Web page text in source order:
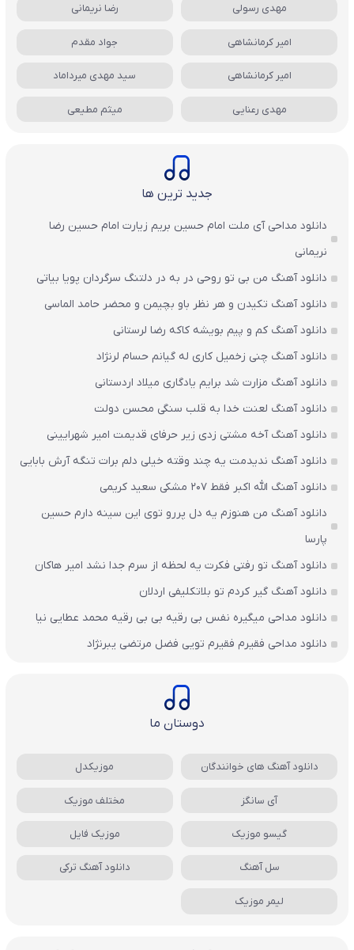
مهدی رسولی رضا نریمانی
امیر کرمانشاهی جواد مقدم
امیر کرمانشاهی سید مهدی میرداماد
مهدی رعنایی میثم مطیعی
جدید ترین ها
دانلود مداحی آی ملت امام حسین بریم زیارت امام حسین رضا
نریمانی
دانلود آهنگ من بی تو روحی در به در دلتنگ سرگردان پویا بیاتی
دانلود آهنگ تکیدن و هر نظر باو بچیمن و محضر حامد الماسی
دانلود آهنگ کم و پیم بویشه کاکه رضا لرستانی
دانلود آهنگ چنی زخمیل کاری له گیانم حسام لرنژاد
دانلود آهنگ مزارت شد برایم یادگاری میلاد اردستانی
دانلود آهنگ لعنت خدا به قلب سنگی محسن دولت
دانلود آهنگ آخه مشتی زدی زیر حرفای قدیمت امیر شهرایینی
دانلود آهنگ ندیدمت یه چند وقته خیلی دلم برات تنگه آرش بابایی
دانلود آهنگ الله اکبر فقط 207 مشکی سعید کریمی
دانلود آهنگ من هنوزم یه دل پررو توی این سینه دارم حسین
پارسا
دانلود آهنگ تو رفتی فکرت یه لحظه از سرم جدا نشد امیر هاکان
دانلود آهنگ گیر کردم تو بلاتکلیفی اردلان
دانلود مداحی میگیره نفس بی رقیه بی بی رقیه محمد عطایی نیا
دانلود مداحی فقیرم فقیرم تویی فضل مرتضی یبرنژاد
دوستان ما
دانلود آهنگ های خوانندگان موزیکدل
آی سانگز مختلف موزیک
گیسو موزیک موزیک فایل
سل آهنگ دانلود آهنگ ترکی
لیمر موزیک